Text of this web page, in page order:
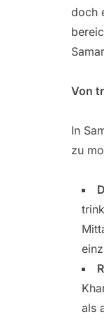
doch
Von
In
zu
als